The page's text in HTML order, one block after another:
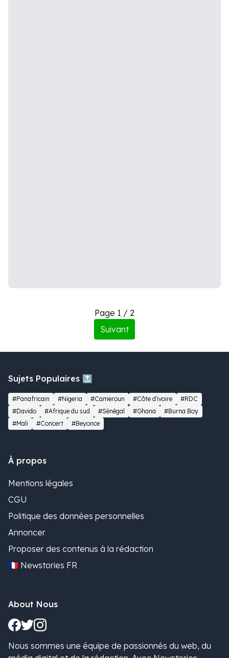
Page 1 / 2
Suivant
Sujets Populaires 🔝
#Panafricain #Nigeria #Cameroun #Côte d'ivoire
#RDC
#Davido
#Afrique du sud #Sénégal #Ghana
#Burna Boy
#Mali
#Concert #Beyonce
À propos
Mentions légales
CGU
Politique des données personnelles
Annoncer
Proposer des contenus à la rédaction
🇫🇷 Newstories FR
About Nous
Nous sommes une équipe de passionnés du web, du